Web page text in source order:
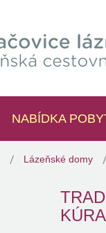
NABÍDKA
Lázeňské domy
KÚRA